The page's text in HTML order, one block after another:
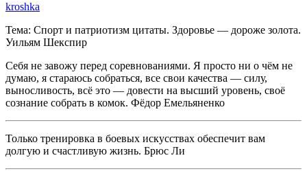
kroshka
Тема: Спорт и патриотизм цитаты. Здоровье — дороже золота.
Уильям Шекспир
Себя не завожу перед соревнованиями. Я просто ни о чём не
думаю, я стараюсь собраться, все свои качества — силу,
выносливость, всё это — довести на высший уровень, своё
сознание собрать в комок. Фёдор Емельяненко
Только тренировка в боевых искусствах обеспечит вам
долгую и счастливую жизнь. Брюс Ли